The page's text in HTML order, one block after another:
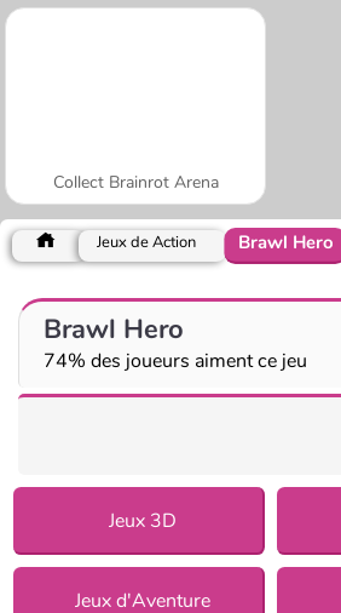
Collect Brainrot Arena
Jeux de Action Brawl Hero
Brawl Hero
74% des joueurs aiment ce jeu
Jeux 3D
Jeux d'Aventure